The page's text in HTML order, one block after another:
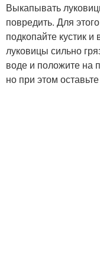
Выкапывать
повредить. Для
подкопайте кустик
луковицы сильно
воде и положите на
но при этом